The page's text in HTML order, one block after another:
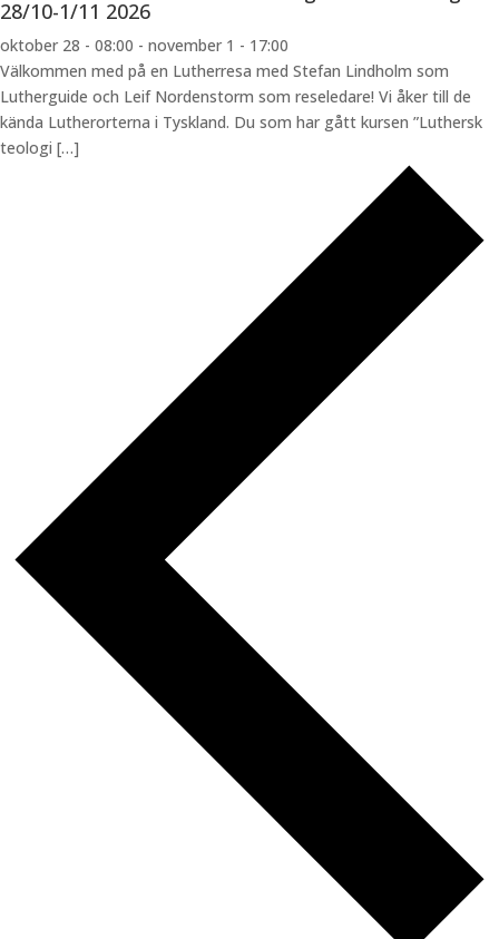
28/10-1/11 2026
oktober 28 - 08:00 - november 1 - 17:00
Välkommen med på en Lutherresa med Stefan Lindholm som
Lutherguide och Leif Nordenstorm som reseledare! Vi åker till de
kända Lutherorterna i Tyskland. Du som har gått kursen ”Luthersk
teologi […]